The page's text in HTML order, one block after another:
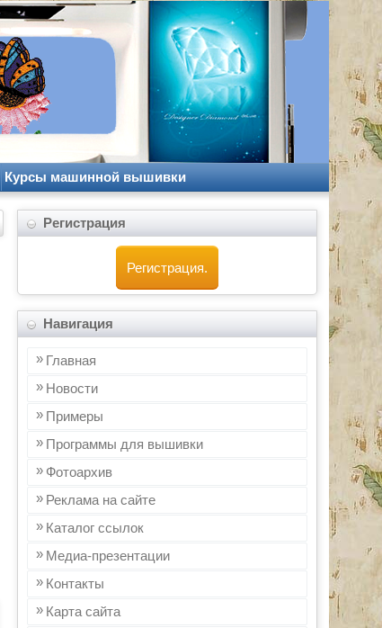
Курсы машинной вышивки
Регистрация
Регистрация.
Навигация
Главная
Новости
Примеры
Программы для вышивки
Фотоархив
Реклама на сайте
Каталог ссылок
Медиа-презентации
Контакты
Карта сайта